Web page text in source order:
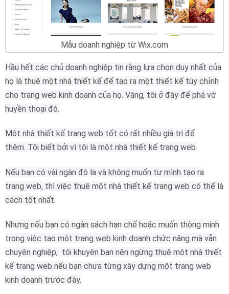
Mẫu doanh nghiệp từ Wix.com
Hầu hết các chủ doanh nghiệp tin rằng lựa chọn duy nhất của
họ là thuê một nhà thiết kế để tạo ra một thiết kế tùy chỉnh
cho trang web kinh doanh của họ. Vâng, tôi ở đây để phá vỡ
huyền thoại đó.
Một nhà thiết kế trang web tốt có rất nhiều giá trị để
thêm. Tôi biết bởi vì tôi là một nhà thiết kế trang web.
Nếu bạn có vài ngàn đô la và không muốn tự mình tạo ra
trang web, thì việc thuê một nhà thiết kế trang web có thể là
cách tốt nhất.
Nhưng nếu bạn có ngân sách hạn chế hoặc muốn thông minh
trong việc tạo một trang web kinh doanh chức năng mà vẫn
chuyên nghiệp, tôi khuyên bạn nên ngừng thuê một nhà thiết
kế trang web nếu bạn chưa từng xây dựng một trang web
kinh doanh trước đây.